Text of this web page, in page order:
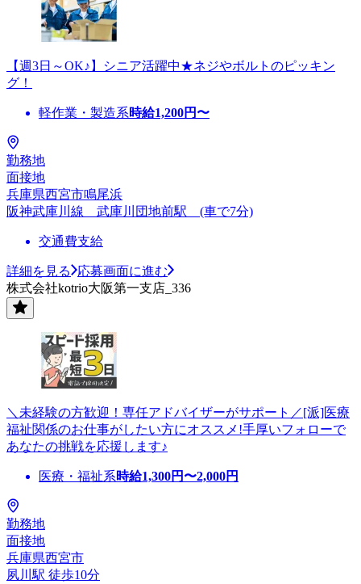
【週3日～OK♪】シニア活躍中★ネジやボルトのピッキン
グ！
軽作業・製造系時給1,200円〜
勤務地
面接地
兵庫県西宮市鳴尾浜
阪神武庫川線 武庫川団地前駅 (車で7分)
交通費支給
詳細を見る
応募画面に進む
株式会社kotrio大阪第一支店_336
＼未経験の方歓迎！専任アドバイザーがサポート／[派]医療
福祉関係のお仕事がしたい方にオススメ!手厚いフォローで
あなたの挑戦を応援します♪
医療・福祉系時給1,300円〜2,000円
勤務地
面接地
兵庫県西宮市
夙川駅 徒歩10分